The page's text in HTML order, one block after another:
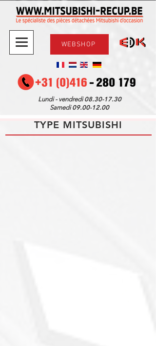
WEBSHOP
Lundi - vendredi08.30-17.30
Samedi09.00-12.00
TYPE MITSUBISHI